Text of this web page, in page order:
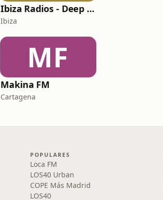
Ibiza Radios - Deep House
Ibiza
MF
Makina FM
Cartagena
POPULARES
Loca FM
LOS40 Urban
COPE Más Madrid
LOS40